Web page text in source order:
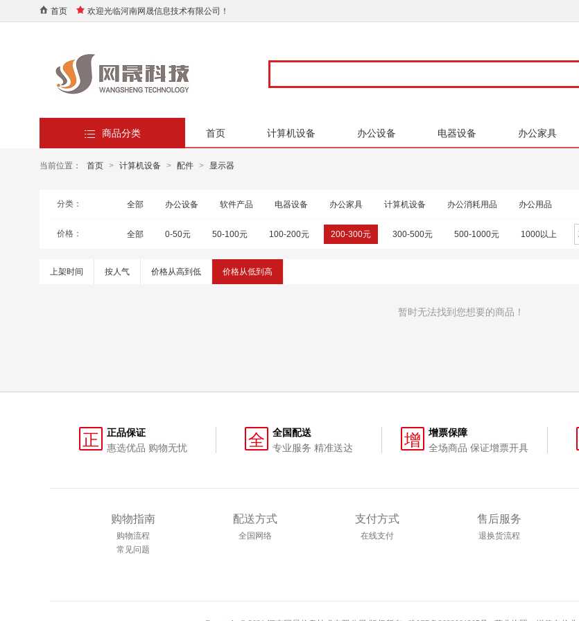
首页 欢迎光临河南网晟信息技术有限公司！
商品分类 首页 计算机设备 办公设备 电器设备 办公家具
当前位置： 首页 > 计算机设备 > 配件 > 显示器
分类： 全部 办公设备 软件产品 电器设备 办公家具 计算机设备 办公消耗用品 办公用品
价格： 全部 0-50元 50-100元 100-200元 200-300元 300-500元 500-1000元 1000以上
上架时间 按人气 价格从高到低 价格从低到高
暂时无法找到您想要的商品！
正
正品保证
惠选优品 购物无忧
全
全国配送
专业服务 精准送达
增
增票保障
全场商品 保证增票开具
购物指南
购物流程
常见问题
配送方式
全国网络
支付方式
在线支付
售后服务
退换货流程